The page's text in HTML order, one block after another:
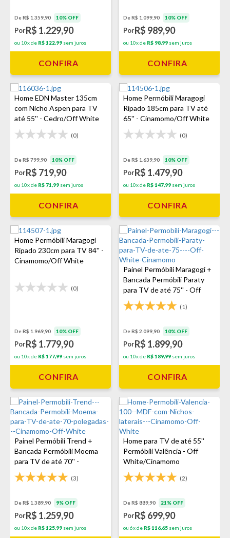
De R$ 1.359,90 10% OFF
PorR$ 1.229,90
ou 10x de R$ 122,99 sem juros
CONFIRA
De R$ 1.099,90 10% OFF
PorR$ 989,90
ou 10x de R$ 98,99 sem juros
CONFIRA
Home EDN Master 135cm
com Nicho Aspen para TV
até 55'' - Cedro/Off White
(0)
De R$ 799,90 10% OFF
PorR$ 719,90
ou 10x de R$ 71,99 sem juros
CONFIRA
Home Permóbili Maragogi
Ripado 185cm para TV até
65'' - Cinamomo/Off White
(0)
De R$ 1.639,90 10% OFF
PorR$ 1.479,90
ou 10x de R$ 147,99 sem juros
CONFIRA
Home Permóbili Maragogi
Ripado 230cm para TV 84'' -
Cinamomo/Off White
(0)
De R$ 1.969,90 10% OFF
PorR$ 1.779,90
ou 10x de R$ 177,99 sem juros
CONFIRA
Painel Permóbili Maragogi +
Bancada Permóbili Paraty
para TV de até 75'' - Off
White/Cinamomo
(1)
De R$ 2.099,90 10% OFF
PorR$ 1.899,90
ou 10x de R$ 189,99 sem juros
CONFIRA
Painel Permóbili Trend +
Bancada Permóbili Moema
para TV de até 70'' -
Cinamomo/Off White
(3)
De R$ 1.389,90 9% OFF
PorR$ 1.259,90
ou 10x de R$ 125,99 sem juros
Home para TV de até 55''
Permóbili Valência - Off
White/Cinamomo
(2)
De R$ 889,90 21% OFF
PorR$ 699,90
ou 6x de R$ 116,65 sem juros